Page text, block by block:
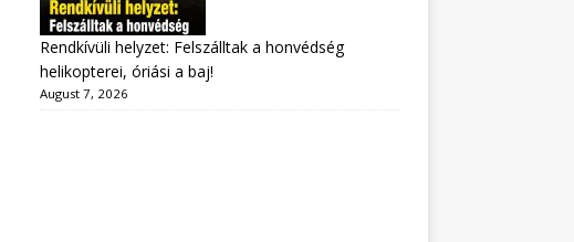
Rendkívüli helyzet: Felszálltak a honvédség
helikopterei, óriási a baj!
August 7, 2026